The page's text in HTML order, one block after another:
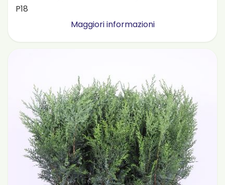
P18
Maggiori informazioni